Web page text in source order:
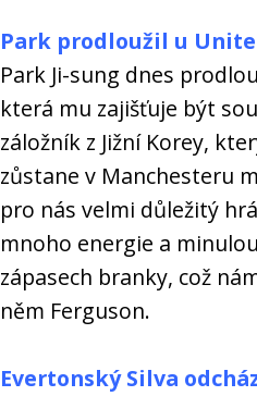
Park prodloužil u
Park Ji-sung dnes
která mu zajišťuje být
záložník z Jižní Korey,
zůstane v Manchesteru
pro nás velmi důležitý
mnoho energie a
zápasech branky, což
něm Ferguson.
Evertonský Silva